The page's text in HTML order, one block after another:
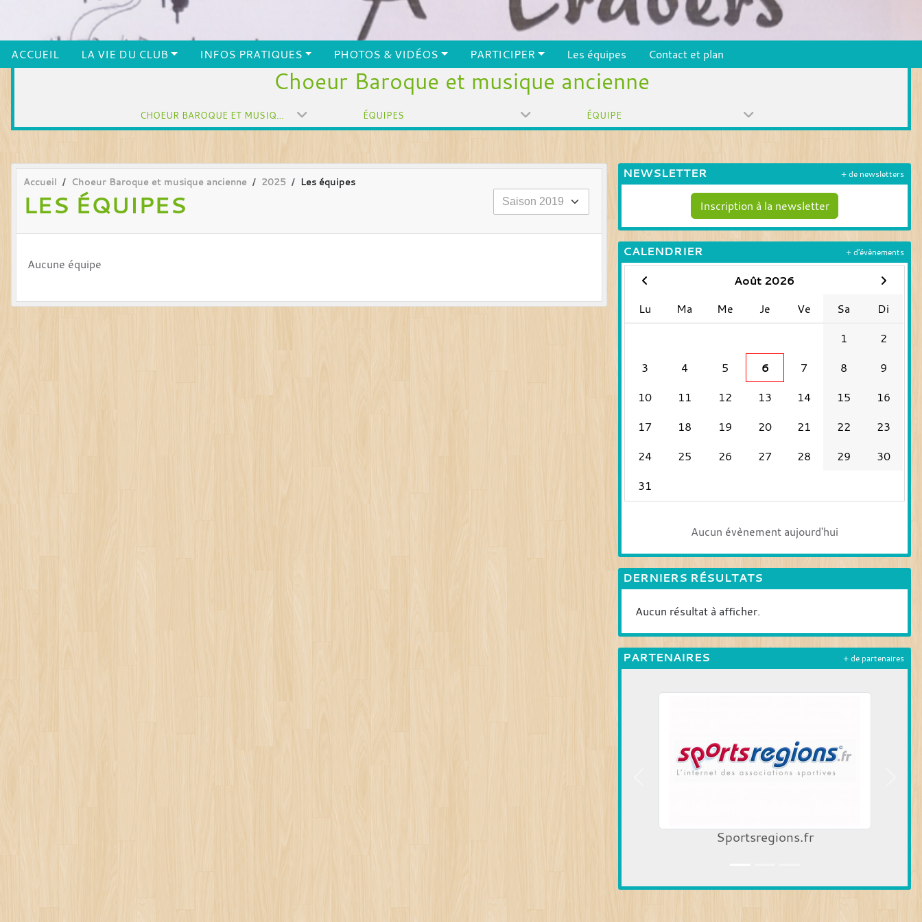
ACCUEIL LA VIE DU CLUB INFOS PRATIQUES PHOTOS & VIDÉOS PARTICIPER Les équipes Contact et plan
Choeur Baroque et musique ancienne
CHOEUR BAROQUE ET MUSIQUE ANCIENNE ÉQUIPES ÉQUIPE
Accueil Choeur Baroque et musique ancienne 2025 Les équipes
LES ÉQUIPES
Aucune équipe
NEWSLETTER
Inscription à la newsletter
+ de newsletters
CALENDRIER
Août 2026
Lu
Ma Me Je Ve Sa
Di
1
2
3
4 5 6 7 8
9
10
11 12 13 14 15
16
17
18 19 20 21 22
23
24
25 26 27 28 29
30
31
Aucun évènement aujourd'hui
+ d'évènements
DERNIERS RÉSULTATS
Aucun résultat à afficher.
PARTENAIRES
Sportsregions.fr
+ de partenaires